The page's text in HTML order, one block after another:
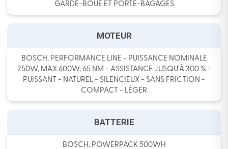
GARDE-BOUE ET PORTE-BAGAGES
MOTEUR
BOSCH, PERFORMANCE LINE - PUISSANCE NOMINALE
250W, MAX 600W, 65 NM - ASSISTANCE JUSQU'À 300 % -
PUISSANT - NATUREL - SILENCIEUX - SANS FRICTION -
COMPACT - LÉGER
BATTERIE
BOSCH, POWERPACK 500WH